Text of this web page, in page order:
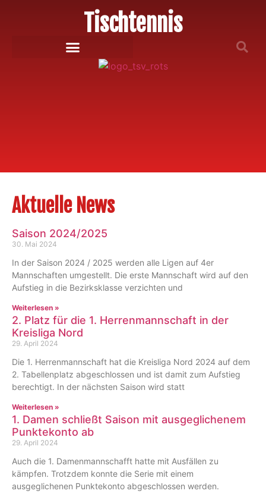
Tischtennis
Aktuelle News
Saison 2024/2025
30. Mai 2024
In der Saison 2024 / 2025 werden alle Ligen auf 4er
Mannschaften umgestellt. Die erste Mannschaft wird auf den
Aufstieg in die Bezirksklasse verzichten und
Weiterlesen »
2. Platz für die 1. Herrenmannschaft in der
Kreisliga Nord
29. April 2024
Die 1. Herrenmannschaft hat die Kreisliga Nord 2024 auf dem
2. Tabellenplatz abgeschlossen und ist damit zum Aufstieg
berechtigt. In der nächsten Saison wird statt
Weiterlesen »
1. Damen schließt Saison mit ausgeglichenem
Punktekonto ab
29. April 2024
Auch die 1. Damenmannschafft hatte mit Ausfällen zu
kämpfen. Trotzdem konnte die Serie mit einem
ausgeglichenen Punktekonto abgeschlossen werden.